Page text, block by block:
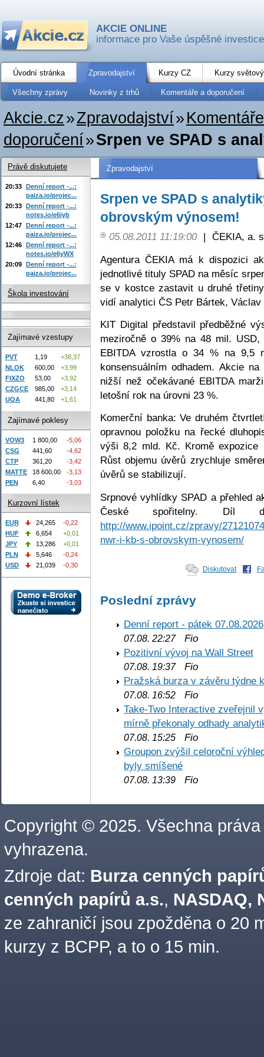
AKCIE ONLINE
informace pro Vaše úspěšné investice
Úvodní stránka Zpravodajství Kurzy CZ Kurzy
Všechny zprávy Novinky z trhů Komentáře a doporučení
Akcie.cz»Zpravodajství»
doporučení»Srpen ve SPAD s
Zpravodajství
Srpen ve SPAD s
obrovským výnosem!
05.08.2011 11:19:00 | ČEKIA, a.
Agentura ČEKIA má k dispozici
jednotlivé tituly SPAD na měsíc
se v kostce zastavit u druhé
vidí analytici ČS Petr Bártek,
KIT Digital představil předběžné
meziročně o 39% na 48 mil.
EBITDA vzrostla o 34 % na
konsensuálním odhadem. Akcie
nižší než očekávané EBITDA
letošní rok na úrovni 23 %.
Komerční banka: Ve druhém
opravnou položku na řecké
výši 8,2 mld. Kč. Kromě expozice
Růst objemu úvěrů zrychluje
úvěrů se stabilizují.
Srpnové vyhlídky SPAD a přehled
České spořitelny. Díl
http://www.ipoint.cz/zpravy/
nwr-i-kb-s-obrovskym-vynosem/
Diskutovat
Poslední zprávy
Denní report - pátek 07.08.2026
07.08. 22:27Fio
Pozitivní vývoj na Wall Street
07.08. 19:37Fio
Pražská burza v závěru týdne
07.08. 16:52 Fio
Take-Two Interactive zveřejnil
mírně překonaly odhady
07.08. 15:25 Fio
Groupon zvýšil celoroční
byly smíšené
07.08. 13:39 Fio
Právě diskutujete
20:33 Denní report -...:
paiza.io/projec...
20:33 Denní report -...:
notes.io/e6iyb
12:47 Denní report -...:
paiza.io/projec...
12:46 Denní report -...:
notes.io/e6yWX
20:09 Denní report -...:
paiza.io/projec...
Škola investování
Zajímavé vzestupy
PVT 1,19
+38,37
NLOK
600,00
+3,99
FIXZO
53,00
+3,92
CZGCE
985,00
+3,14
UQA
441,80 +1,61
Zajímavé poklesy
VOW3 1 800,00
-5,06
CSG
441,60
-4,62
CTP
361,20
-3,42
MATTE
18 600,00
-3,13
PEN
6,40 -3,03
Kurzovní lístek
EUR 24,265
-0,22
HUF
6,654
+0,01
JPY
13,286
+0,01
PLN
5,646
-0,24
USD
21,039 -0,30
Copyright © 2025. Všechna práva
vyhrazena.
Zdroje dat: Burza cenných
cenných papírů a.s., NASDAQ,
ze zahraničí jsou zpožděna o 20
kurzy z BCPP, a to o 15 min.